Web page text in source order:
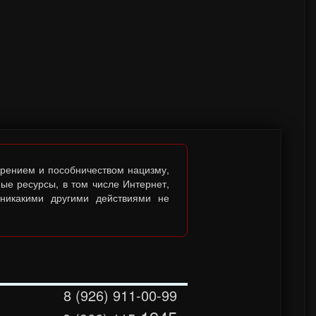
и пособничеством нацизму,
ресурсы, в том числе Интернет,
другими действиями не
8 (926) 911-00-99